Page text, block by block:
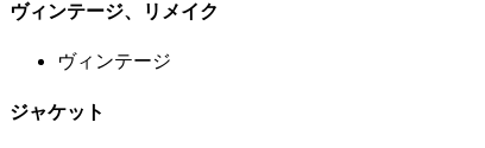
ヴィンテージ、リメイク
ヴィンテージ
ジャケット